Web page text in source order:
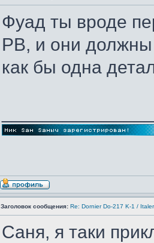
Фуад ты вроде
РВ, и они должны
как бы одна
Заголовок сообщения: Re: Dornier Do-217 K-1 /
Саня, я таки